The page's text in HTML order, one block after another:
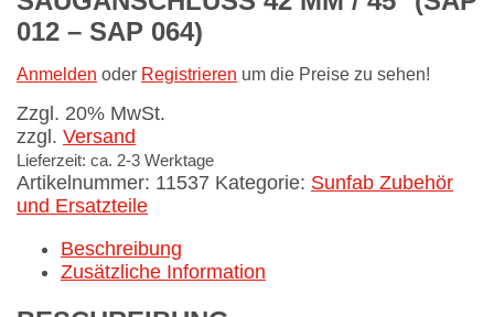
012 – SAP 064)
Anmelden oder Registrieren um die Preise zu sehen!
Zzgl. 20% MwSt.
zzgl. Versand
Lieferzeit: ca. 2-3 Werktage
Artikelnummer: 11537 Kategorie: Sunfab Zubehör
und Ersatzteile
Beschreibung
Zusätzliche Information